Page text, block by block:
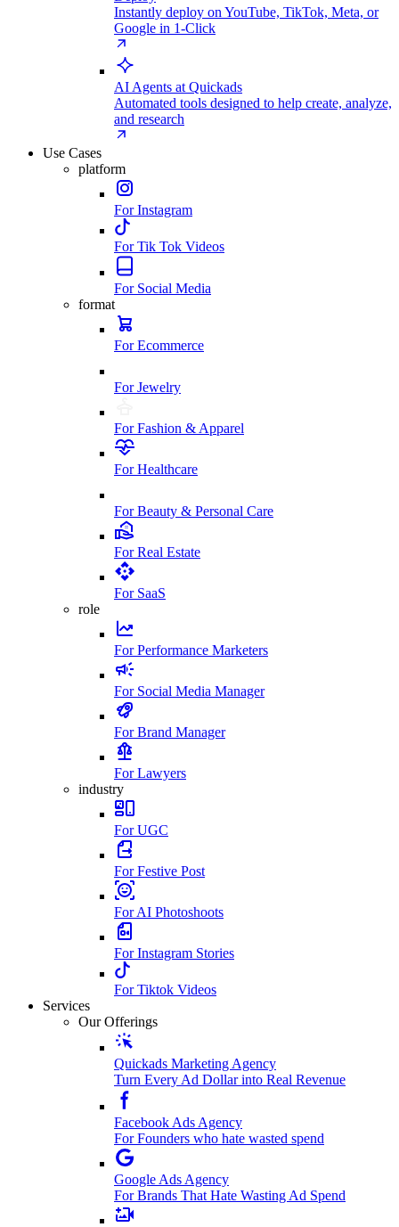
Instantly deploy on YouTube, TikTok, Meta, or
Google in 1-Click
AI Agents at Quickads
Automated tools designed to help create, analyze,
and research
Use Cases
platform
For Instagram
For Tik Tok Videos
For Social Media
format
For Ecommerce
For Jewelry
For Fashion & Apparel
For Healthcare
For Beauty & Personal Care
For Real Estate
For SaaS
role
For Performance Marketers
For Social Media Manager
For Brand Manager
For Lawyers
industry
For UGC
For Festive Post
For AI Photoshoots
For Instagram Stories
For Tiktok Videos
Services
Our Offerings
Quickads Marketing Agency
Turn Every Ad Dollar into Real Revenue
Facebook Ads Agency
For Founders who hate wasted spend
Google Ads Agency
For Brands That Hate Wasting Ad Spend